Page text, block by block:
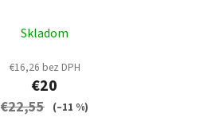
Skladom
€16,26 bez DPH
€20
€22,55 (–11 %)